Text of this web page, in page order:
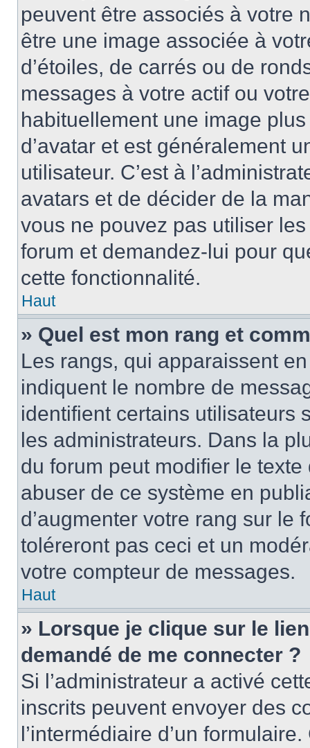
peuvent être associés à votre
être une image associée à
d’étoiles, de carrés ou de
messages à votre actif ou
habituellement une image
d’avatar et est généralement
utilisateur. C’est à
avatars et de décider de la
vous ne pouvez pas utiliser
forum et demandez-lui pour
cette fonctionnalité.
Haut
» Quel est mon rang et
Les rangs, qui apparaissent
indiquent le nombre de
identifient certains utilisateurs
les administrateurs. Dans la
du forum peut modifier le
abuser de ce système en
d’augmenter votre rang sur le
toléreront pas ceci et un
votre compteur de messages.
Haut
» Lorsque je clique sur le
demandé de me connecter ?
Si l’administrateur a activé
inscrits peuvent envoyer des
l’intermédiaire d’un